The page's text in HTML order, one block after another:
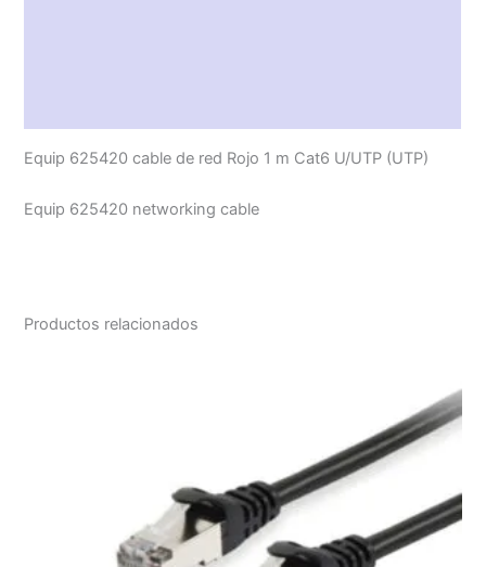
Equip 625420 cable de red Rojo 1 m Cat6 U/UTP (UTP)
Equip 625420 networking cable
Productos relacionados